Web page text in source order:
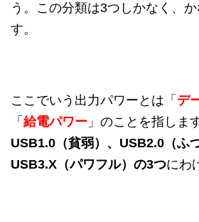
う。この分類は3つしかなく、
す。
ここでいう出力パワーとは「 デ
「 給電パワー 」のことを指しま
USB1.0（貧弱）、USB2.0（ふ
USB3.X（パワフル）の3つにわ